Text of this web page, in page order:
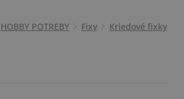
HOBBY POTREBY Fixy Kriedové fixky